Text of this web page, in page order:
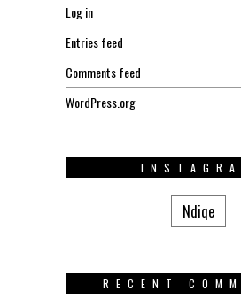
Log in
Entries feed
Comments feed
WordPress.org
Ndiqe
RECENT